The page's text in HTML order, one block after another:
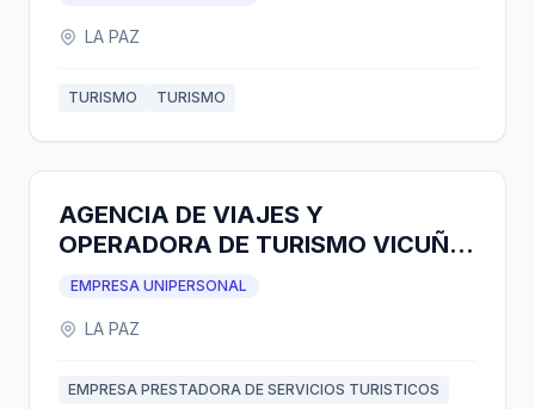
LA PAZ
TURISMO TURISMO
AGENCIA DE VIAJES Y
OPERADORA DE TURISMO VICUÑA
TOURS TRAVEL & BUREAU
EMPRESA UNIPERSONAL
LA PAZ
EMPRESA PRESTADORA DE SERVICIOS TURISTICOS